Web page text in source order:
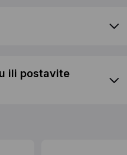
ili postavite